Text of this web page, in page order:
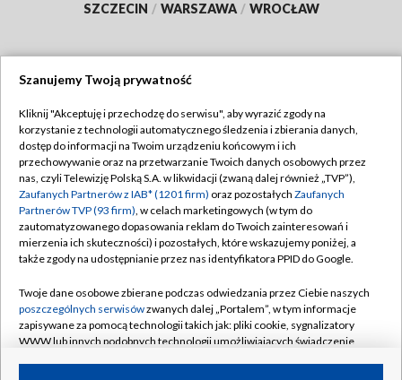
SZCZECIN / WARSZAWA / WROCŁAW
TVP
Abonament TVP
Emisja w TVP
Centrum informacji TVP
Naziemna Telewizja Cyfrowa
Rada Programowa
System NOS
Informacje o nadawcy
Regulamin TVP
Polityka prywatności
Moje zgody
Pomoc
Kontakt
Kanały
Szanujemy Twoją prywatność
Kliknij "Akceptuję i przechodzę do serwisu", aby wyrazić zgody na
korzystanie z technologii automatycznego śledzenia i zbierania danych,
dostęp do informacji na Twoim urządzeniu końcowym i ich
przechowywanie oraz na przetwarzanie Twoich danych osobowych przez
nas, czyli Telewizję Polską S.A. w likwidacji (zwaną dalej również „TVP”),
Zaufanych Partnerów z IAB* (1201 firm) oraz pozostałych Zaufanych
Partnerów TVP (93 firm), w celach marketingowych (w tym do
zautomatyzowanego dopasowania reklam do Twoich zainteresowań i
mierzenia ich skuteczności) i pozostałych, które wskazujemy poniżej, a
także zgody na udostępnianie przez nas identyfikatora PPID do Google.
Twoje dane osobowe zbierane podczas odwiedzania przez Ciebie naszych
poszczególnych serwisówzwanych dalej „Portalem”, w tym informacje
zapisywane za pomocą technologii takich jak: pliki cookie, sygnalizatory
WWW lub innych podobnych technologii umożliwiających świadczenie